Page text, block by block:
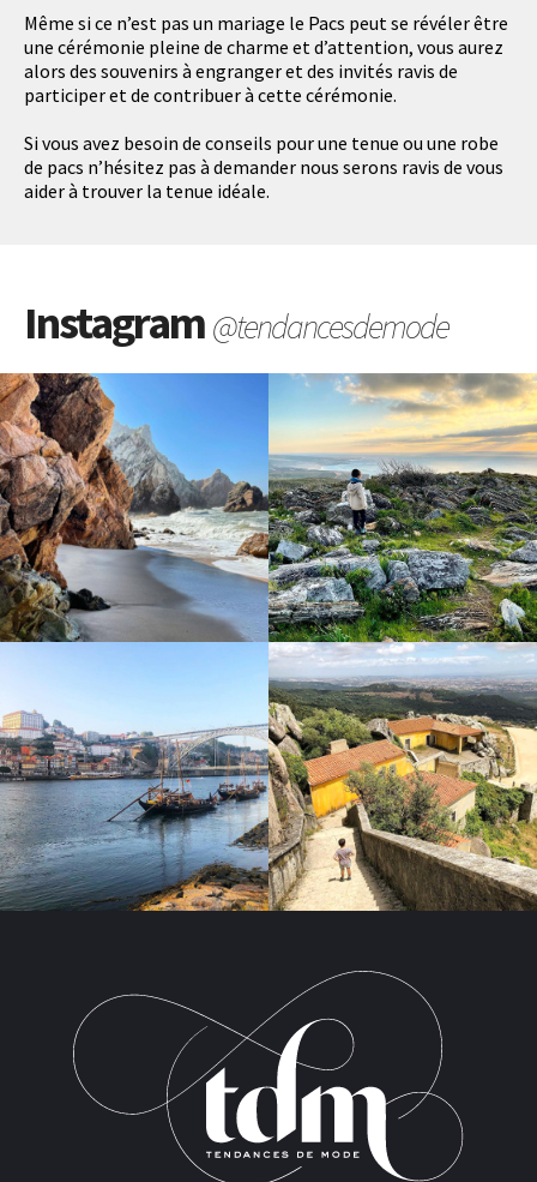
Même si ce n’est pas un mariage le Pacs peut se révéler être
une cérémonie pleine de charme et d’attention, vous aurez
alors des souvenirs à engranger et des invités ravis de
participer et de contribuer à cette cérémonie.
Si vous avez besoin de conseils pour une tenue ou une robe
de pacs n’hésitez pas à demander nous serons ravis de vous
aider à trouver la tenue idéale.
Instagram@tendancesdemode